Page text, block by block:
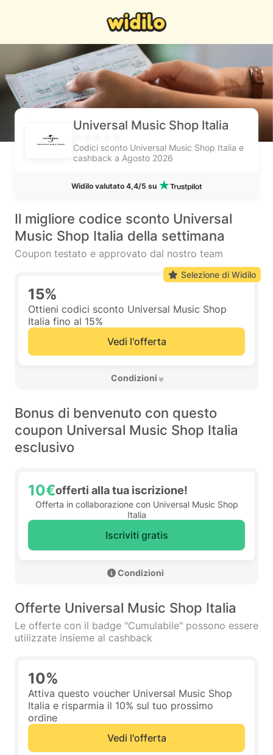
Universal Music Shop Italia
Codici sconto Universal Music Shop Italia e
cashback a Agosto 2026
Widilo valutato 4,4/5 su
Il migliore codice sconto Universal
Music Shop Italia della settimana
Coupon testato e approvato dal nostro team
15%
Ottieni codici sconto Universal Music Shop
Italia fino al 15%
Vedi l'offerta
Condizioni
Selezione di Widilo
Bonus di benvenuto con questo
coupon Universal Music Shop Italia
esclusivo
10€offerti alla tua iscrizione!
Offerta in collaborazione con Universal Music Shop
Italia
Iscriviti gratis
Offerte Universal Music Shop Italia
Le offerte con il badge "Cumulabile" possono essere
utilizzate insieme al cashback
10%
Attiva questo voucher Universal Music Shop
Italia e risparmia il 10% sul tuo prossimo
ordine
Vedi l'offerta